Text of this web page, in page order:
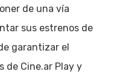
de una vía
sus estrenos de
garantizar el
de Cine.ar Play y